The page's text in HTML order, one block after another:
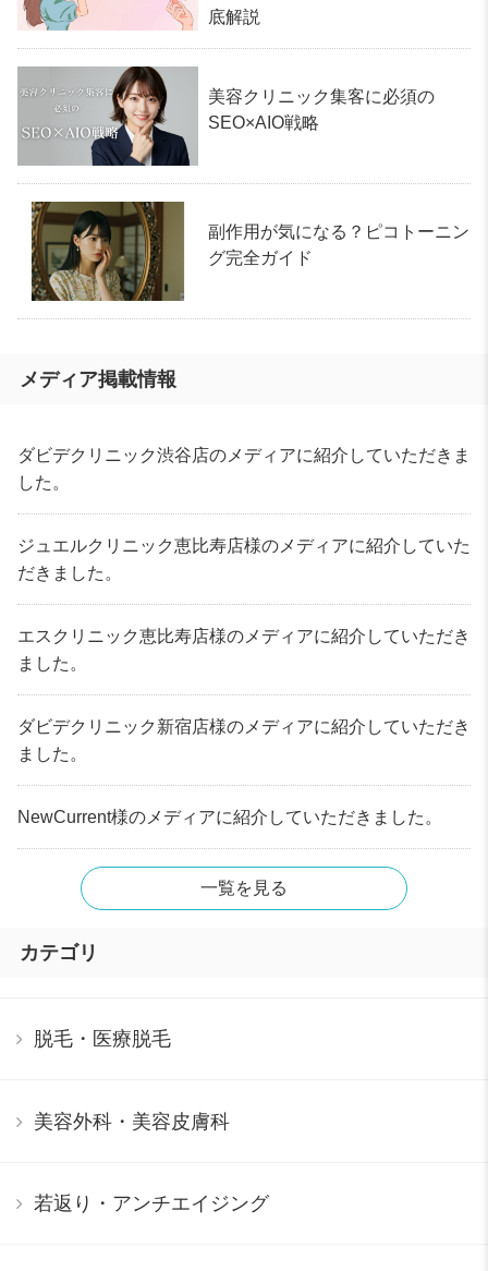
底解説
美容クリニック集客に必須の
SEO×AIO戦略
副作用が気になる？ピコトーニン
グ完全ガイド
メディア掲載情報
ダビデクリニック渋谷店のメディアに紹介していただきま
した。
ジュエルクリニック恵比寿店様のメディアに紹介していた
だきました。
エスクリニック恵比寿店様のメディアに紹介していただき
ました。
ダビデクリニック新宿店様のメディアに紹介していただき
ました。
NewCurrent様のメディアに紹介していただきました。
一覧を見る
カテゴリ
脱毛・医療脱毛
美容外科・美容皮膚科
若返り・アンチエイジング